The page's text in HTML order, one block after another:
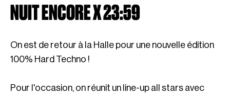
NUIT ENCORE X 23:59
On est de retour à la Halle pour une nouvelle édition
100% Hard Techno !
Pour l'occasion, on réunit un line-up all stars avec